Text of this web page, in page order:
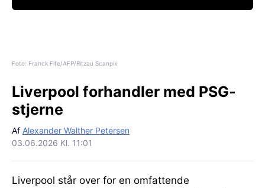
Foto: Franck Fife/AFP/Ritzau Scanpix
Liverpool forhandler med PSG-
stjerne
Af Alexander Walther Petersen
03.06.2026 Kl. 11:01
Liverpool står over for en omfattende